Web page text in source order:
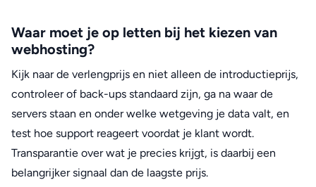
Waar moet je op letten bij het kiezen van
webhosting?
Kijk naar de verlengprijs en niet alleen de introductieprijs,
controleer of back-ups standaard zijn, ga na waar de
servers staan en onder welke wetgeving je data valt, en
test hoe support reageert voordat je klant wordt.
Transparantie over wat je precies krijgt, is daarbij een
belangrijker signaal dan de laagste prijs.